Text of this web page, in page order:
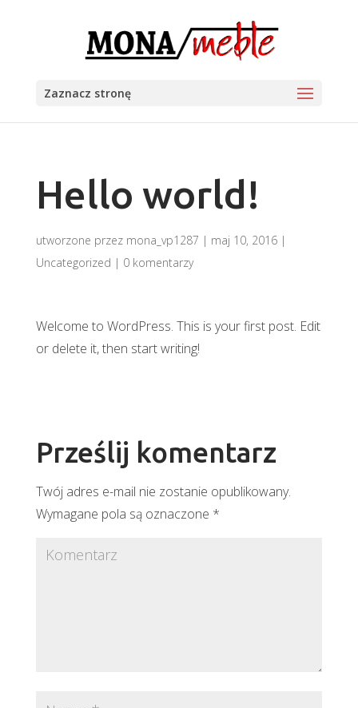
Zaznacz stronę
Hello world!
utworzone przez mona_vp1287 | maj 10, 2016|
Uncategorized | 0 komentarzy
Welcome to WordPress. This is your first post. Edit
or delete it, then start writing!
Prześlij komentarz
Twój adres e-mail nie zostanie opublikowany.
Wymagane pola są oznaczone *